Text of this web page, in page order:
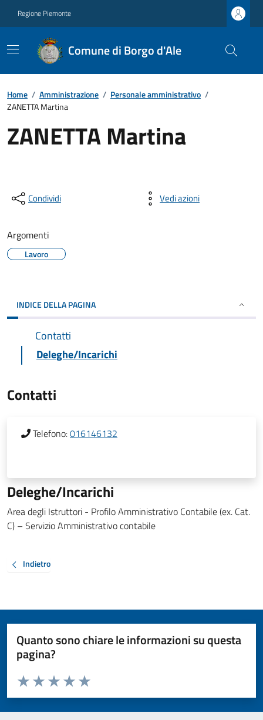
Regione Piemonte
Comune di Borgo d'Ale
Home / Amministrazione / Personale amministrativo /
ZANETTA Martina
ZANETTA Martina
Condividi Vedi azioni
Argomenti
Lavoro
INDICE DELLA PAGINA
Contatti
Deleghe/Incarichi
Contatti
Telefono:016146132
Deleghe/Incarichi
Area degli Istruttori - Profilo Amministrativo Contabile (ex. Cat.
C) – Servizio Amministrativo contabile
Indietro
Quanto sono chiare le informazioni su questa
pagina?
Valuta da 1 a 5 stelle la pagina
Valuta 5 stelle su 5
Valuta 4 stelle su 5
Valuta 3 stelle su 5
Valuta 2 stelle su 5
Valuta 1 stelle su 5